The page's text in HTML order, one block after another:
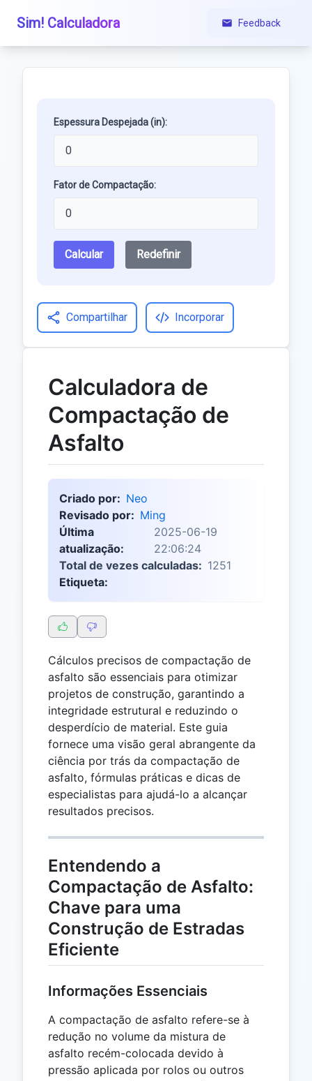
Sim! Calculadora Feedback
Espessura Despejada (in):
Fator de Compactação:
Calcular Redefinir
Compartilhar Incorporar
Calculadora de
Compactação de
Asfalto
Criado por: Neo
Revisado por: Ming
Última
atualização:
2025-06-19
22:06:24
Total de vezes calculadas: 1251
Etiqueta:
Cálculos precisos de compactação de
asfalto são essenciais para otimizar
projetos de construção, garantindo a
integridade estrutural e reduzindo o
desperdício de material. Este guia
fornece uma visão geral abrangente da
ciência por trás da compactação de
asfalto, fórmulas práticas e dicas de
especialistas para ajudá-lo a alcançar
resultados precisos.
Entendendo a
Compactação de Asfalto:
Chave para uma
Construção de Estradas
Eficiente
Informações Essenciais
A compactação de asfalto refere-se à
redução no volume da mistura de
asfalto recém-colocada devido à
pressão aplicada por rolos ou outros